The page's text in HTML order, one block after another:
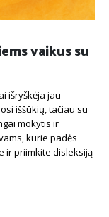
vaikus su
išryškėja jau
iššūkių, tačiau su
mokytis ir
kurie padės
ir priimkite disleksiją